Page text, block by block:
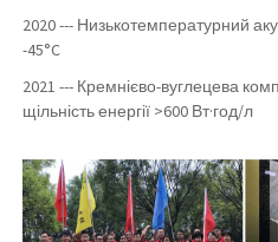
2020 --- Низькотемпературний
-45°C
2021 --- Кремнієво-вуглецева
щільність енергії >600 Вт·год/л